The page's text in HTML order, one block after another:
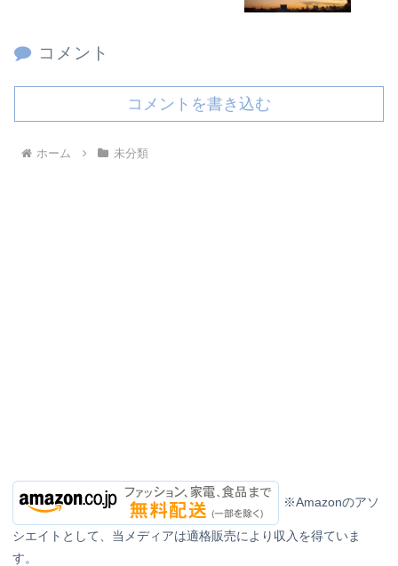
コメント
コメントを書き込む
ホーム 未分類
※Amazonのアソ
シエイトとして、当メディアは適格販売により収入を得ていま
す。